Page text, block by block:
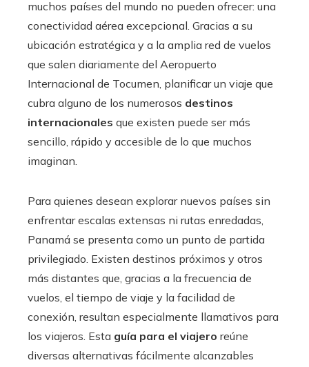
muchos países del mundo no pueden ofrecer: una
conectividad aérea excepcional. Gracias a su
ubicación estratégica y a la amplia red de vuelos
que salen diariamente del Aeropuerto
Internacional de Tocumen, planificar un viaje que
cubra alguno de los numerosos destinos
internacionales que existen puede ser más
sencillo, rápido y accesible de lo que muchos
imaginan.
Para quienes desean explorar nuevos países sin
enfrentar escalas extensas ni rutas enredadas,
Panamá se presenta como un punto de partida
privilegiado. Existen destinos próximos y otros
más distantes que, gracias a la frecuencia de
vuelos, el tiempo de viaje y la facilidad de
conexión, resultan especialmente llamativos para
los viajeros. Esta guía para el viajero reúne
diversas alternativas fácilmente alcanzables